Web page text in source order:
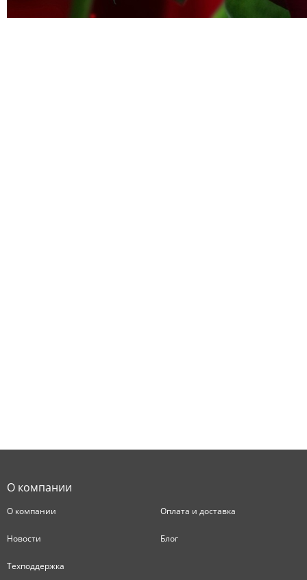
О компании
О компании Оплата и доставка
Новости Блог
Техподдержка